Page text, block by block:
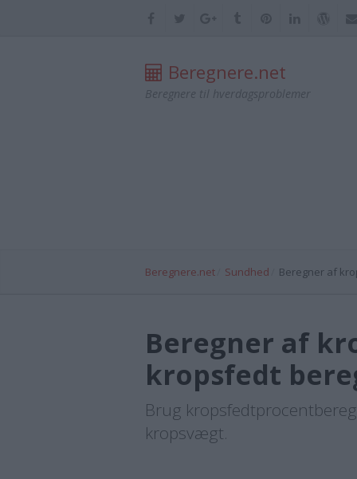
Beregnere.net
Beregnere til hverdagsproblemer
Beregnere.net Sundhed Beregner af
Beregner af
kropsfedt
Brug
kropsvægt.